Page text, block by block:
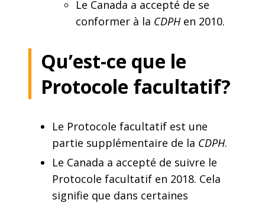
Le Canada a accepté de se
conformer à la CDPHen 2010.
Qu’est-ce que le
Protocole facultatif?
Le Protocole facultatif est une
partie supplémentaire de la CDPH.
Le Canada a accepté de suivre le
Protocole facultatif en 2018. Cela
signifie que dans certaines